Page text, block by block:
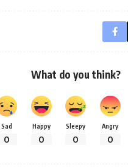
What do you think?
Sad
0
Happy
0
Sleepy
0
Angry
0